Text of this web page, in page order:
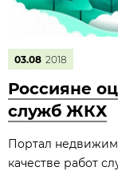
03.08 2018
Россияне
служб ЖКХ
Портал
качестве работ